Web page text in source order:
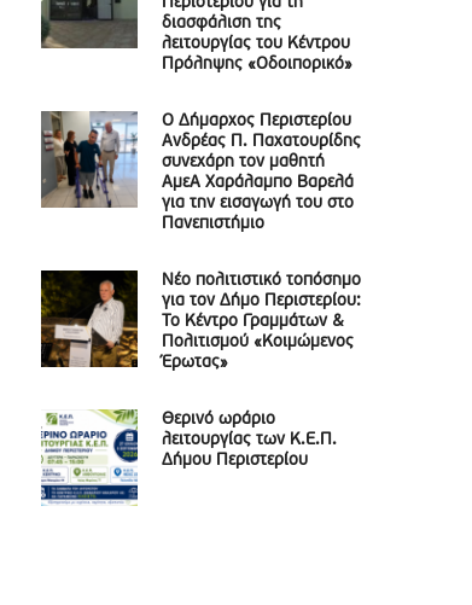
διασφάλιση της
λειτουργίας του Κέντρου
Πρόληψης «Οδοιπορικό»
Ο Δήμαρχος Περιστερίου
Ανδρέας Π. Παχατουρίδης
συνεχάρη τον μαθητή
ΑμεΑ Χαράλαμπο Βαρελά
για την εισαγωγή του στο
Πανεπιστήμιο
Νέο πολιτιστικό τοπόσημο
για τον Δήμο Περιστερίου:
Το Κέντρο Γραμμάτων &
Πολιτισμού «Κοιμώμενος
Έρωτας»
Θερινό ωράριο
λειτουργίας των Κ.Ε.Π.
Δήμου Περιστερίου